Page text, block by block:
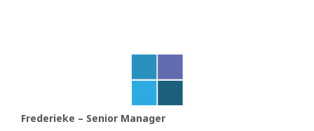
Frederieke – Senior Manager